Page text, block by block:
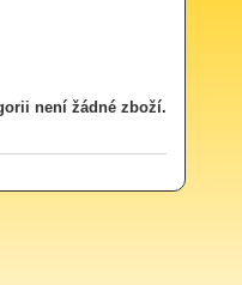
není žádné zboží.